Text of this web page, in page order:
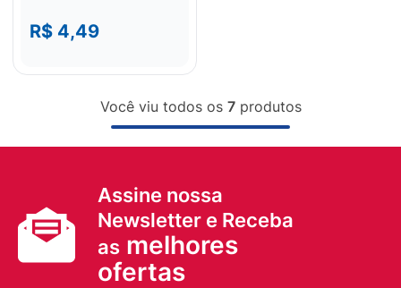
R$ 4,49
Você viu todos os 7produtos
Assine nossa
Newsletter e Receba
as melhores
ofertas